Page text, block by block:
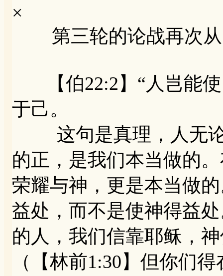
×
第三轮的论战再次从
【伯22:2】“人岂能
于己。
这句是真理，人无论
的正，是我们本当做的
荣耀与神，更是本当做
益处，而不是使神得益
的人，我们信靠耶稣，
（【林前1:30】但你